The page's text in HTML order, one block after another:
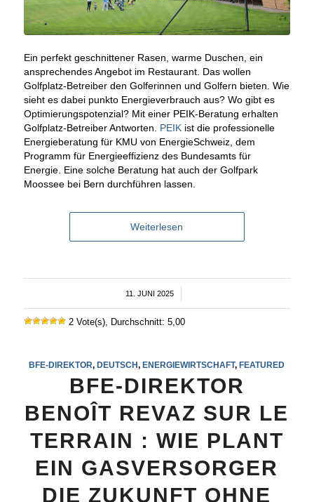
Ein perfekt geschnittener Rasen, warme Duschen, ein
ansprechendes Angebot im Restaurant. Das wollen
Golfplatz-Betreiber den Golferinnen und Golfern bieten. Wie
sieht es dabei punkto Energieverbrauch aus? Wo gibt es
Optimierungspotenzial? Mit einer PEIK-Beratung erhalten
Golfplatz-Betreiber Antworten. PEIKist die professionelle
Energieberatung für KMU von EnergieSchweiz, dem
Programm für Energieeffizienz des Bundesamts für
Energie. Eine solche Beratung hat auch der Golfpark
Moossee bei Bern durchführen lassen.
Weiterlesen
11. JUNI 2025
/
2 Vote(s), Durchschnitt: 5,00
BFE-DIREKTOR,DEUTSCH,ENERGIEWIRTSCHAFT,FEATURED
BFE-DIREKTOR
BENOÎT REVAZ SUR LE
TERRAIN : WIE PLANT
EIN GASVERSORGER
DIE ZUKUNFT OHNE